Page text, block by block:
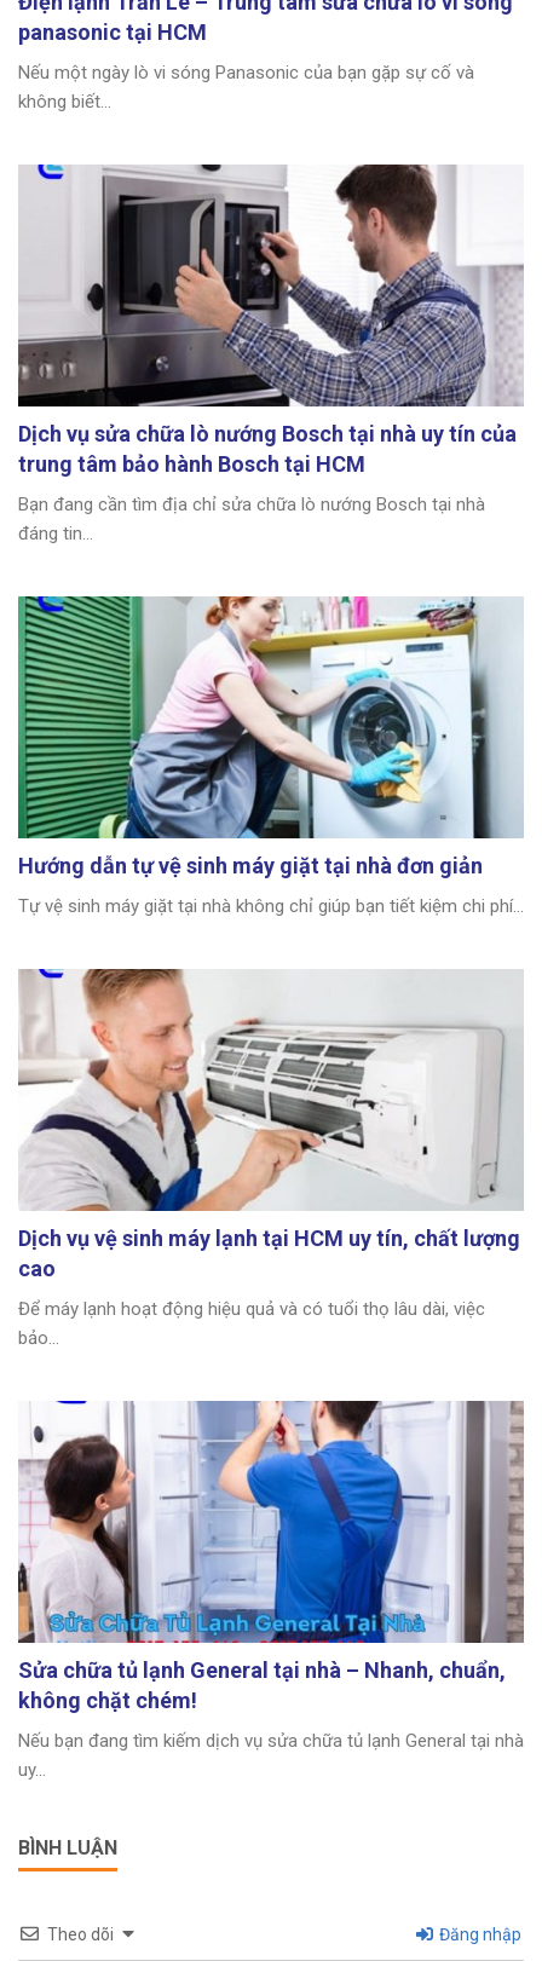
panasonic tại HCM
Nếu một ngày lò vi sóng Panasonic của bạn gặp sự cố và
không biết...
Dịch vụ sửa chữa lò nướng Bosch tại nhà uy tín của
trung tâm bảo hành Bosch tại HCM
Bạn đang cần tìm địa chỉ sửa chữa lò nướng Bosch tại nhà
đáng tin...
Hướng dẫn tự vệ sinh máy giặt tại nhà đơn giản
Tự vệ sinh máy giặt tại nhà không chỉ giúp bạn tiết kiệm chi phí...
Dịch vụ vệ sinh máy lạnh tại HCM uy tín, chất lượng
cao
Để máy lạnh hoạt động hiệu quả và có tuổi thọ lâu dài, việc
bảo...
Sửa chữa tủ lạnh General tại nhà – Nhanh, chuẩn,
không chặt chém!
Nếu bạn đang tìm kiếm dịch vụ sửa chữa tủ lạnh General tại nhà
uy...
BÌNH LUẬN
Theo dõi Đăng nhập